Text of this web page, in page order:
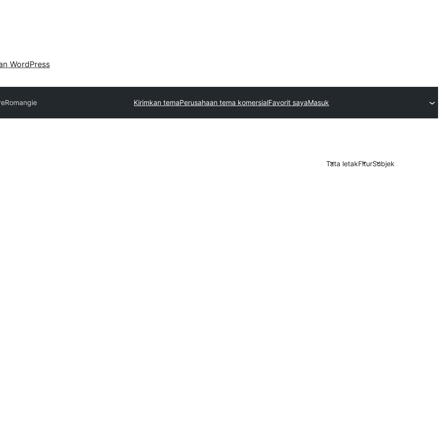
WordPress
Romangie Kirimkan temaPerusahaan tema komersialFavorit sayaMasuk
Tata letakFiturSubjek